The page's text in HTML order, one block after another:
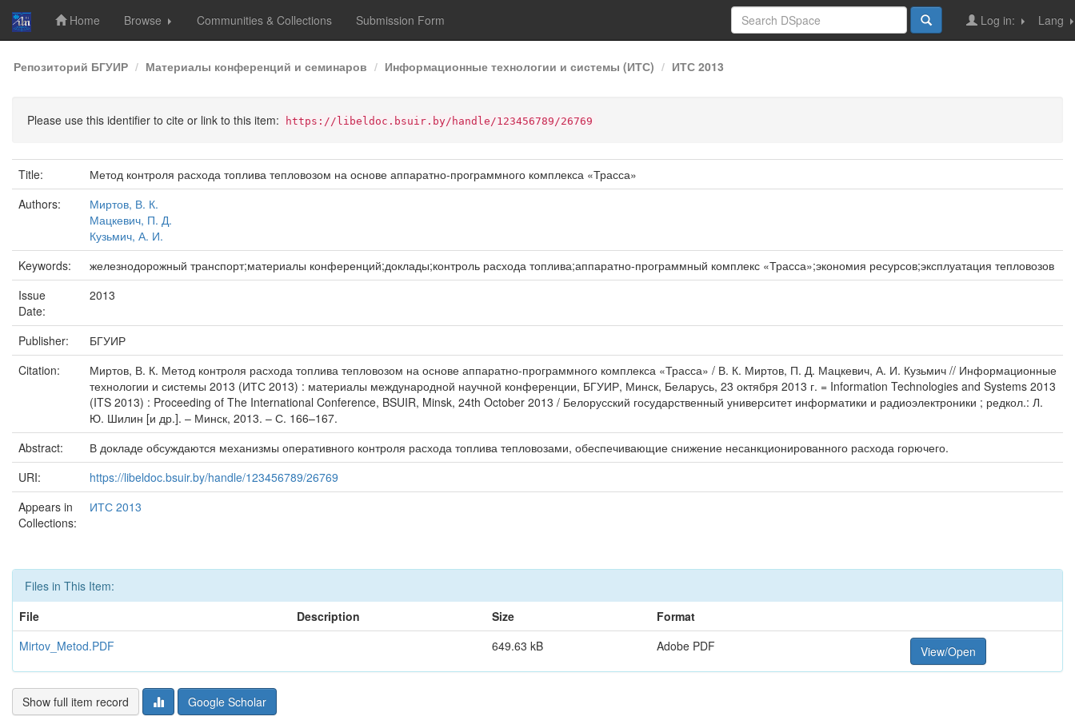
Skip
navigation
Home Browse Communities & Collections Submission Form Lang
Log in:
Репозиторий БГУИР Материалы конференций и семинаров Информационные технологии и системы (ИТС) ИТС 2013
Please use this identifier to cite or link to this item: https://libeldoc.bsuir.by/handle/123456789/26769
Title:
Метод контроля расхода топлива тепловозом на основе аппаратно-программного комплекса «Трасса»
Authors:
Миртов, В. К.
Мацкевич, П. Д.
Кузьмич, А. И.
Keywords:
железнодорожный транспорт;материалы конференций;доклады;контроль расхода топлива;аппаратно-программный комплекс «Трасса»;экономия ресурсов;эксплуатация тепловозов
Issue
Date:
2013
Publisher:
БГУИР
Citation:
Миртов, В. К. Метод контроля расхода топлива тепловозом на основе аппаратно-программного комплекса «Трасса» / В. К. Миртов, П. Д. Мацкевич, А. И. Кузьмич // Информационные
технологии и системы 2013 (ИТС 2013) : материалы международной научной конференции, БГУИР, Минск, Беларусь, 23 октября 2013 г. = Information Technologies and Systems 2013
(ITS 2013) : Proceeding of The International Conference, BSUIR, Minsk, 24th October 2013 / Белорусский государственный университет информатики и радиоэлектроники ; редкол.: Л.
Ю. Шилин [и др.]. – Минск, 2013. – С. 166–167.
Abstract:
В докладе обсуждаются механизмы оперативного контроля расхода топлива тепловозами, обеспечивающие снижение несанкционированного расхода горючего.
URI:
https://libeldoc.bsuir.by/handle/123456789/26769
Appears in
Collections:
ИТС 2013
Files in This Item:
File
Description Size
Format
Mirtov_Metod.PDF
649.63 kB Adobe PDF View/Open
Show full item record Google Scholar